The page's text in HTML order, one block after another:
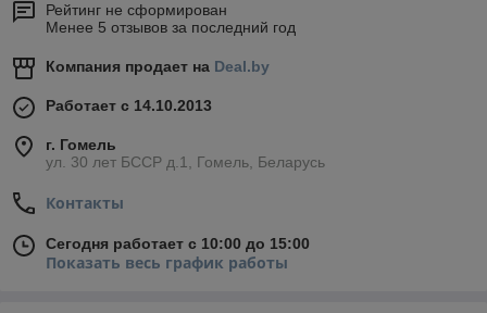
Рейтинг не сформирован
Менее 5 отзывов за последний год
Компания продает на Deal.by
Работает с 14.10.2013
г. Гомель
ул. 30 лет БССР д.1, Гомель, Беларусь
Контакты
Сегодня работает с 10:00 до 15:00
Показать весь график работы